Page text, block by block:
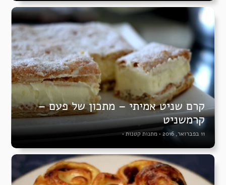
קרם שניט אמיתי – מתכון של פעם –
קרמשניט
11 בפברואר, 2016 • מתנות קטנות •